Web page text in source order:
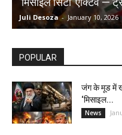
Juli Desoza - January 10, 2026
POPULAR
जंग के मूड में
‘मिसाइल...
News